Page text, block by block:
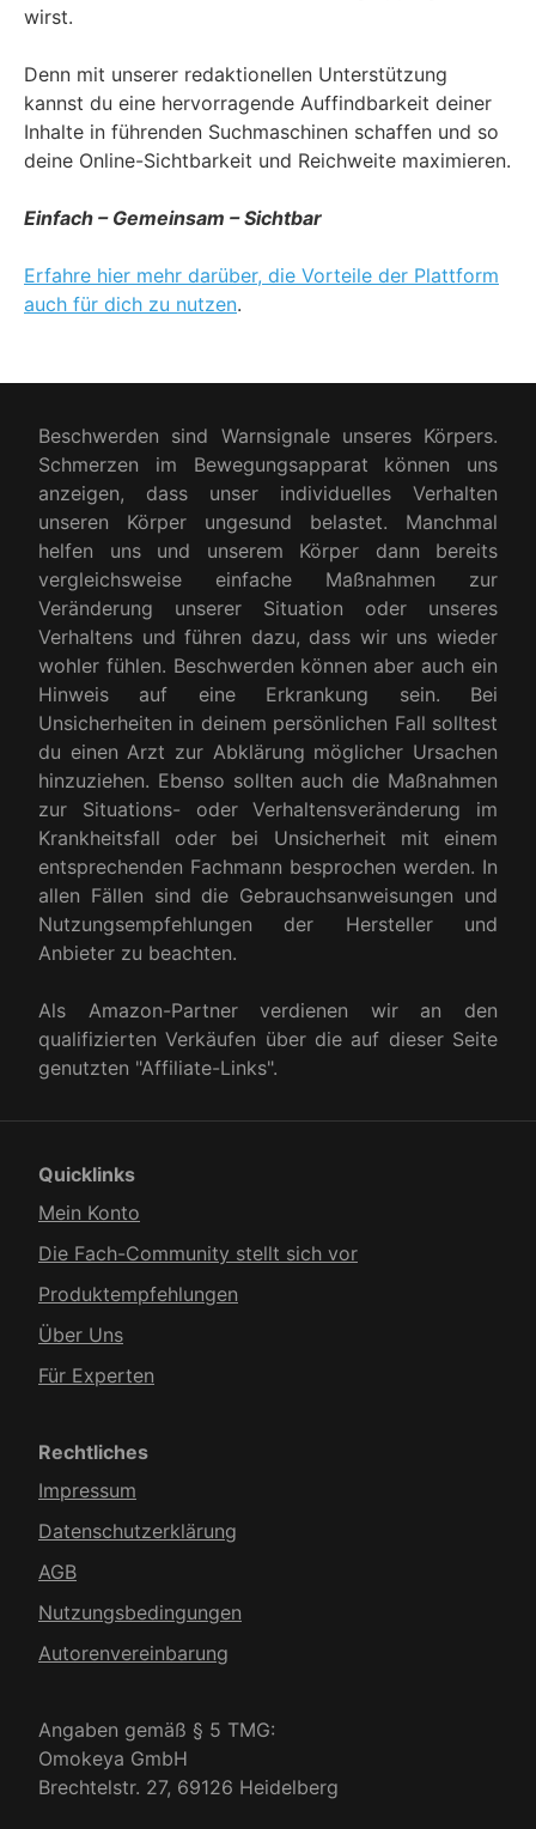
wirst.
Denn mit unserer redaktionellen Unterstützung
kannst du eine hervorragende Auffindbarkeit deiner
Inhalte in führenden Suchmaschinen schaffen und so
deine Online-Sichtbarkeit und Reichweite maximieren.
Einfach – Gemeinsam – Sichtbar
Erfahre hier mehr darüber, die Vorteile der Plattform
auch für dich zu nutzen.
Beschwerden sind Warnsignale unseres Körpers.
Schmerzen im Bewegungsapparat können uns
anzeigen, dass unser individuelles Verhalten
unseren Körper ungesund belastet. Manchmal
helfen uns und unserem Körper dann bereits
vergleichsweise einfache Maßnahmen zur
Veränderung unserer Situation oder unseres
Verhaltens und führen dazu, dass wir uns wieder
wohler fühlen. Beschwerden können aber auch ein
Hinweis auf eine Erkrankung sein. Bei
Unsicherheiten in deinem persönlichen Fall solltest
du einen Arzt zur Abklärung möglicher Ursachen
hinzuziehen. Ebenso sollten auch die Maßnahmen
zur Situations- oder Verhaltensveränderung im
Krankheitsfall oder bei Unsicherheit mit einem
entsprechenden Fachmann besprochen werden. In
allen Fällen sind die Gebrauchsanweisungen und
Nutzungsempfehlungen der Hersteller und
Anbieter zu beachten.
Als Amazon-Partner verdienen wir an den
qualifizierten Verkäufen über die auf dieser Seite
genutzten "Affiliate-Links".
Quicklinks
Mein Konto
Die Fach-Community stellt sich vor
Produkt­empfehlungen
Über Uns
Für Experten
Rechtliches
Impressum
Datenschutzerklärung
AGB
Nutzungsbedingungen
Autorenvereinbarung
Angaben gemäß § 5 TMG:
Omokeya GmbH
Brechtelstr. 27, 69126 Heidelberg